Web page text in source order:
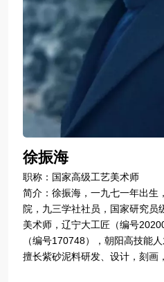
徐振海
职称：国家高级工艺美术师
简介：徐振海，一九七一年出生
院，九三学社社员，国家研究员
美术师，辽宁大工匠（编号
（编号170748），朝阳高技能
擅长紫砂泥料研发、设计，刻画